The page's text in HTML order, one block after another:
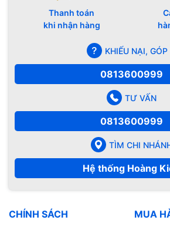
Thanh toán
khi nhận hàng
KHIẾU NẠI, GÓP
0813600999
TƯ VẤN
0813600999
TÌM CHI
Hệ thống Hoàng
CHÍNH SÁCH MUA